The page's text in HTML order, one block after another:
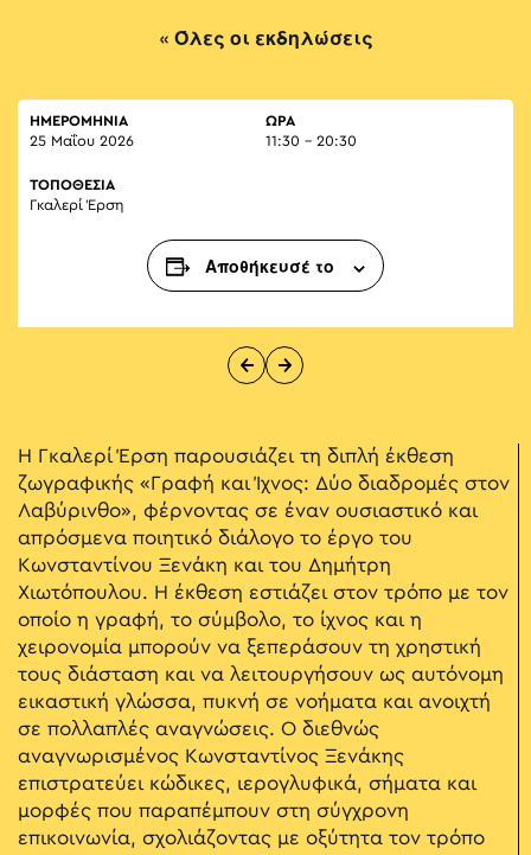
« Όλες οι εκδηλώσεις
ΗΜΕΡΟΜΗΝΙΑ
25 Μαΐου 2026
ΏΡΑ
11:30 - 20:30
ΤΟΠΟΘΕΣΙΑ
Γκαλερί Έρση
Αποθήκευσέ το
Η Γκαλερί Έρση παρουσιάζει τη διπλή έκθεση
ζωγραφικής «Γραφή και Ίχνος: Δύο διαδρομές στον
Λαβύρινθο», φέρνοντας σε έναν ουσιαστικό και
απρόσμενα ποιητικό διάλογο το έργο του
Κωνσταντίνου Ξενάκη και του Δημήτρη
Χιωτόπουλου. Η έκθεση εστιάζει στον τρόπο με τον
οποίο η γραφή, το σύμβολο, το ίχνος και η
χειρονομία μπορούν να ξεπεράσουν τη χρηστική
τους διάσταση και να λειτουργήσουν ως αυτόνομη
εικαστική γλώσσα, πυκνή σε νοήματα και ανοιχτή
σε πολλαπλές αναγνώσεις. Ο διεθνώς
αναγνωρισμένος Κωνσταντίνος Ξενάκης
επιστρατεύει κώδικες, ιερογλυφικά, σήματα και
μορφές που παραπέμπουν στη σύγχρονη
επικοινωνία, σχολιάζοντας με οξύτητα τον τρόπο